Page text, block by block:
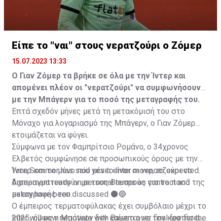
Είπε το "ναι" στους νερατζούρι ο Ζόμερ
15.07.2023 13:33
Ο Γιαν Ζόμερ τα βρήκε σε όλα με την Ίντερ και
απομένει πλέον οι "νερατζούρι" να συμφωνήσουν
με την Μπάγερν για το ποσό της μεταγραφής του.
Επτά σχεδόν μήνες μετά τη μετακόμισή του στο
Μόναχο για λογαριασμό της Μπάγερν, ο Γιαν Ζόμερ
ετοιμάζεται να φύγει.
Σύμφωνα με τον Φαμπρίτσιο Ρομάνο, ο 34χρονος
Ελβετός συμφώνησε σε προσωπικούς όρους με την
Ίντερ και το μόνο που μένει είναι οι νερατζούρι να
διαπραγματευτούν με τους Βαυαρούς για το ποσό της
μεταγραφής του.
Yann Sommer has said yes to Inter move, as expected.
Agreement ready on personal terms as contract and
salary have been discussed ⚫️🔵
Inter will now negotiate with Bayern over final fee for the
Ο έμπειρος τερματοφύλακας έχει συμβόλαιο μέχρι το
2025, όμως η Μπάγερν δεν καίγεται να τον κρατήσει.